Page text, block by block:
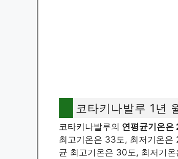
코타키나발루 1년
코타키나발루의 연평균기온은
최고기온은 33도, 최저기온은
균 최고기온은 30도, 최저기